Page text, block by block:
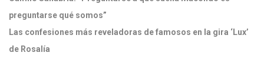
preguntarse qué somos”
Las confesiones más reveladoras de famosos en la gira ‘Lux’
de Rosalía